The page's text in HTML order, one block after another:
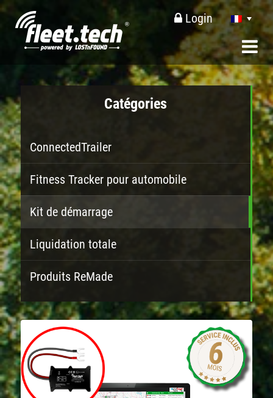
Login
Catégories
ConnectedTrailer
Fitness Tracker pour automobile
Kit de démarrage
Liquidation totale
Produits ReMade